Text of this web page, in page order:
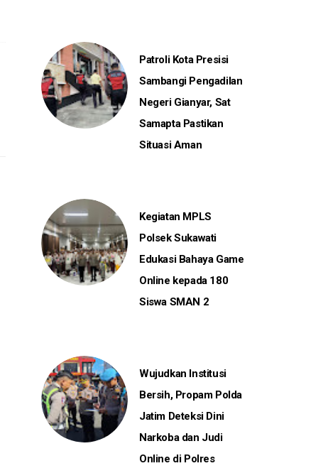
Patroli Kota Presisi
Sambangi Pengadilan
Negeri Gianyar, Sat
Samapta Pastikan
Situasi Aman
Kegiatan MPLS
Polsek Sukawati
Edukasi Bahaya Game
Online kepada 180
Siswa SMAN 2
Wujudkan Institusi
Bersih, Propam Polda
Jatim Deteksi Dini
Narkoba dan Judi
Online di Polres